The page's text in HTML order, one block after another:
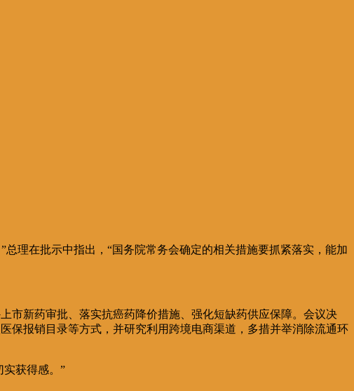
理在批示中指出，“国务院常务会确定的相关措施要抓紧落实，能加
市新药审批、落实抗癌药降价措施、强化短缺药供应保障。会议决
保报销目录等方式，并研究利用跨境电商渠道，多措并举消除流通环
实获得感。”